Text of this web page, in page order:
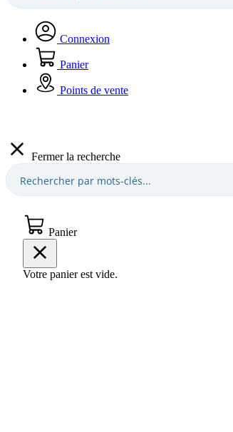
Connexion
Panier
Points de vente
Fermer la recherche
Panier
Votre panier est vide.